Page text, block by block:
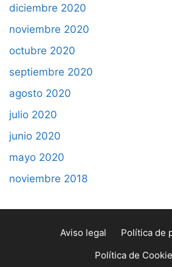
diciembre 2020
noviembre 2020
octubre 2020
septiembre 2020
agosto 2020
julio 2020
junio 2020
mayo 2020
noviembre 2018
Aviso legal
Política de
Política de